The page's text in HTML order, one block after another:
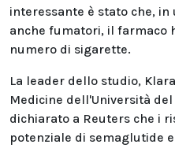
interessante è stato che,
anche fumatori, il farmaco
numero di sigarette.
La leader dello studio,
Medicine dell'Università
dichiarato a Reuters che i
potenziale di semaglutide